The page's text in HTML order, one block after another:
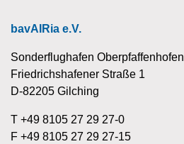
bavAIRia e.V.
Sonderflughafen Oberpfaffenhofen
Friedrichshafener Straße 1
D-82205 Gilching
T +49 8105 27 29 27-0
F +49 8105 27 29 27-15